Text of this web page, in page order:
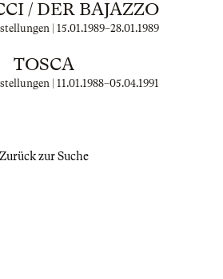
/ DER BAJAZZO
| 15.01.1989–28.01.1989
TOSCA
| 11.01.1988–05.04.1991
Zurück zur Suche